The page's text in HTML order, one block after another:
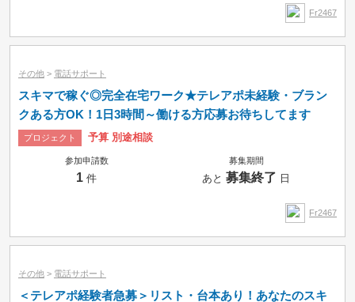
Fr2467
その他 > 電話サポート
スキマで稼ぐ◎完全在宅ワーク★テレアポ未経験・ブラン
クある方OK！1日3時間～働ける方応募お待ちしてます
プロジェクト 予算 別途相談
参加申請数
1 件
募集期間
あと募集終了 日
Fr2467
その他 > 電話サポート
＜テレアポ経験者急募＞リスト・台本あり！あなたのスキ